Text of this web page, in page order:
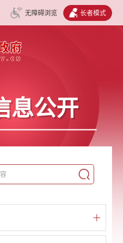
无障碍浏览 长者模式
息公开